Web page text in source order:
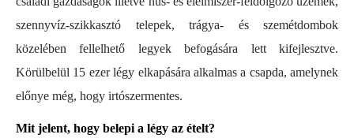
szennyvíz-szikkasztó telepek, trágya- és szemétdombok
közelében fellelhető legyek befogására lett kifejlesztve.
Körülbelül 15 ezer légy elkapására alkalmas a csapda, amelynek
előnye még, hogy irtószermentes.
Mit jelent, hogy belepi a légy az ételt?